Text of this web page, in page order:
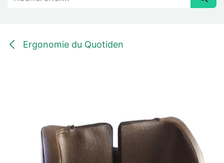
Ergonomie du Quotiden